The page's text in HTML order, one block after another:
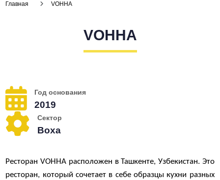
Главная VOHHA
VOHHA
Год основания
2019
Сектор
Воха
Ресторан VOHHA расположен в Ташкенте, Узбекистан. Это
ресторан, который сочетает в себе образцы кухни разных